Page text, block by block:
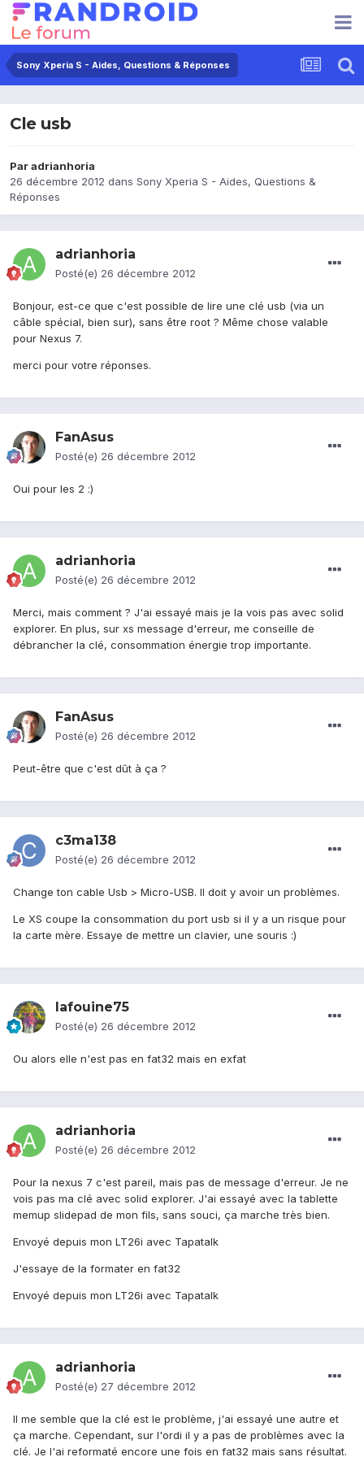
Sony Xperia S - Aides, Questions & Réponses
Cle usb
Paradrianhoria
26 décembre 2012 dans Sony Xperia S - Aides, Questions &
Réponses
adrianhoria
Posté(e) 26 décembre 2012
Bonjour, est-ce que c'est possible de lire une clé usb (via un
câble spécial, bien sur), sans être root ? Même chose valable
pour Nexus 7.
merci pour votre réponses.
FanAsus
Posté(e) 26 décembre 2012
Oui pour les 2 :)
adrianhoria
Posté(e) 26 décembre 2012
Merci, mais comment ? J'ai essayé mais je la vois pas avec solid
explorer. En plus, sur xs message d'erreur, me conseille de
débrancher la clé, consommation énergie trop importante.
FanAsus
Posté(e) 26 décembre 2012
Peut-être que c'est dût à ça ?
c3ma138
Posté(e) 26 décembre 2012
Change ton cable Usb > Micro-USB. Il doit y avoir un problèmes.
Le XS coupe la consommation du port usb si il y a un risque pour
la carte mère. Essaye de mettre un clavier, une souris :)
lafouine75
Posté(e) 26 décembre 2012
Ou alors elle n'est pas en fat32 mais en exfat
adrianhoria
Posté(e) 26 décembre 2012
Pour la nexus 7 c'est pareil, mais pas de message d'erreur. Je ne
vois pas ma clé avec solid explorer. J'ai essayé avec la tablette
memup slidepad de mon fils, sans souci, ça marche très bien.
Envoyé depuis mon LT26i avec Tapatalk
J'essaye de la formater en fat32
Envoyé depuis mon LT26i avec Tapatalk
adrianhoria
Posté(e) 27 décembre 2012
Il me semble que la clé est le problème, j'ai essayé une autre et
ça marche. Cependant, sur l'ordi il y a pas de problèmes avec la
clé. Je l'ai reformaté encore une fois en fat32 mais sans résultat.